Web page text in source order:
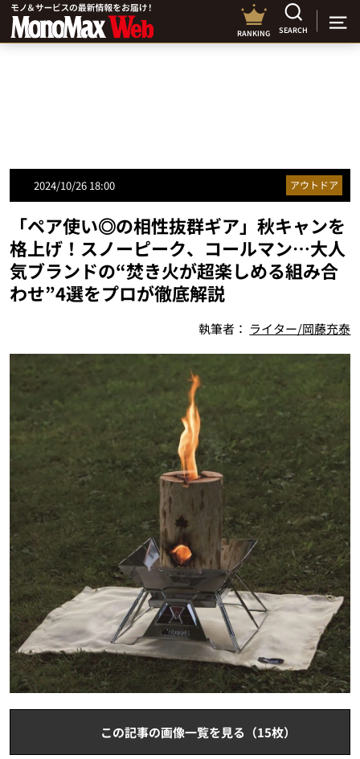
RANKING SEARCH
2024/10/26 18:00 アウトドア
「ペア使い◎の相性抜群ギア」秋キャンを
格上げ！スノーピーク、コールマン…大人
気ブランドの“焚き火が超楽しめる組み合
わせ”4選をプロが徹底解説
執筆者： ライター/岡藤充泰
この記事の画像一覧を見る（15枚）